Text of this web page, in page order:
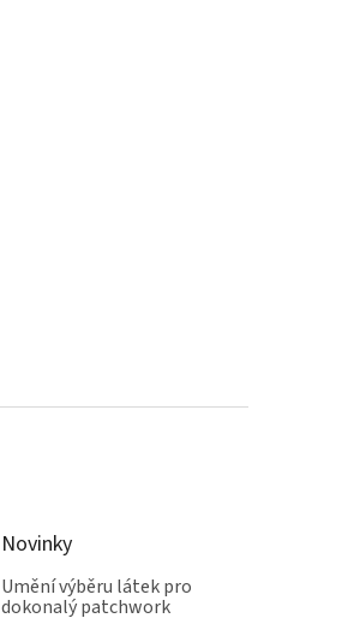
Novinky
Umění výběru látek pro
dokonalý patchwork